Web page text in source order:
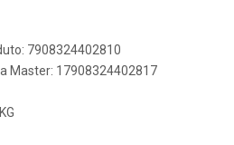
7908324402810
Master: 17908324402817